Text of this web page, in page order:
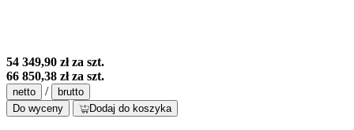
54 349,90 złza szt.
66 850,38 złza szt.
netto /
brutto
Do wyceny
Dodaj do koszyka